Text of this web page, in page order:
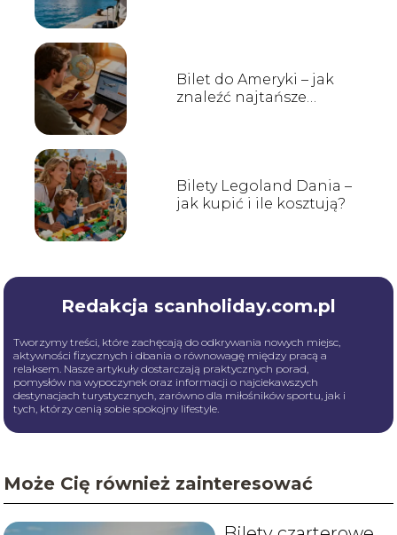
Bilet do Ameryki – jak
znaleźć najtańsze
Bilety Legoland Dania –
jak kupić i ile kosztują?
Redakcja scanholiday.com.pl
Tworzymy treści, które zachęcają do odkrywania nowych miejsc,
aktywności fizycznych i dbania o równowagę między pracą a
relaksem. Nasze artykuły dostarczają praktycznych porad,
pomysłów na wypoczynek oraz informacji o najciekawszych
destynacjach turystycznych, zarówno dla miłośników sportu, jak i
tych, którzy cenią sobie spokojny lifestyle.
Może Cię również zainteresować